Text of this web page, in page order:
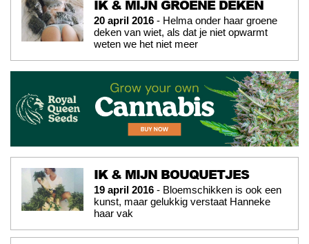
IK & MIJN GROENE DEKEN
20 april 2016 - Helma onder haar groene
deken van wiet, als dat je niet opwarmt
weten we het niet meer
IK & MIJN BOUQUETJES
19 april 2016 - Bloemschikken is ook een
kunst, maar gelukkig verstaat Hanneke
haar vak